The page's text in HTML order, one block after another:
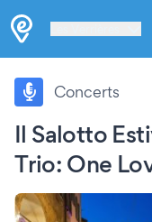
Il Salotto
Trio: One
Concerts